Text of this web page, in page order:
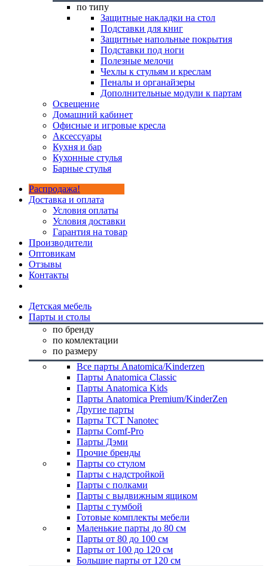
по типу
Защитные накладки на стол
Подставки для книг
Защитные напольные покрытия
Подставки под ноги
Полезные мелочи
Чехлы к стульям и креслам
Пеналы и органайзеры
Дополнительные модули к партам
Освещение
Домашний кабинет
Офисные и игровые кресла
Аксессуары
Кухня и бар
Кухонные стулья
Барные стулья
Распродажа!
Доставка и оплата
Условия оплаты
Условия доставки
Гарантия на товар
Производители
Оптовикам
Отзывы
Контакты
Детская мебель
Парты и столы
по бренду
по комлектации
по размеру
Все парты Anatomica/Kinderzen
Парты Anatomica Classic
Парты Anatomica Kids
Парты Anatomica Premium/KinderZen
Другие парты
Парты TCT Nanotec
Парты Comf-Pro
Парты Дэми
Прочие бренды
Парты со стулом
Парты с надстройкой
Парты с полками
Парты с выдвижным ящиком
Парты с тумбой
Готовые комплекты мебели
Маленькие парты до 80 см
Парты от 80 до 100 см
Парты от 100 до 120 см
Большие парты от 120 см